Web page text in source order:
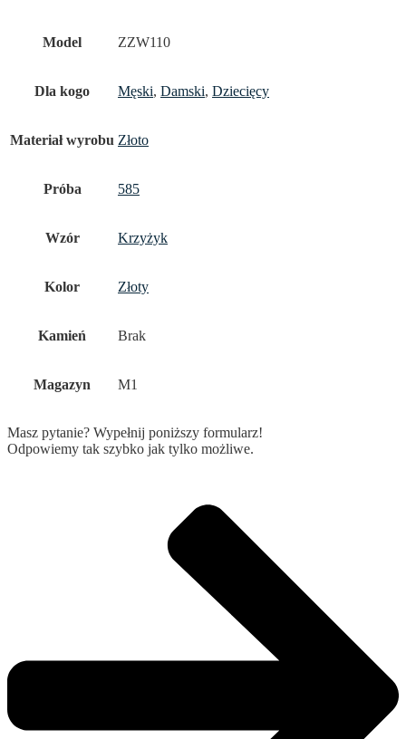
Model ZZW110
Dla kogo Męski, Damski, Dziecięcy
Materiał wyrobu Złoto
Próba 585
Wzór Krzyżyk
Kolor Złoty
Kamień Brak
Magazyn M1
Masz pytanie? Wypełnij poniższy formularz!
Odpowiemy tak szybko jak tylko możliwe.